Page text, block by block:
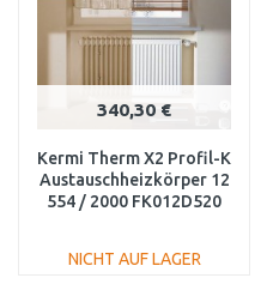
340,30 €
Kermi Therm X2 Profil-K
Austauschheizkörper 12
554 / 2000 FK012D520
NICHT AUF LAGER